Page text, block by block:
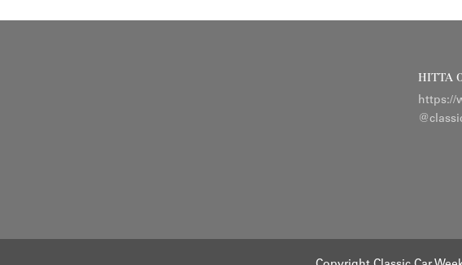
HITTA
https://